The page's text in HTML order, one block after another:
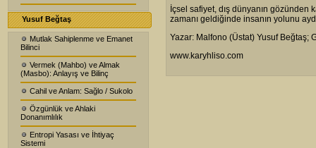
Yusuf Beğtaş
Mutlak Sahiplenme ve Emanet
Bilinci
Vermek (Mahbo) ve Almak
(Masbo): Anlayış ve Bilinç
Cahil ve Anlam: Sağlo / Sukolo
Özgünlük ve Ahlaki
Donanımlılık
Entropi Yasası ve İhtiyaç
Sistemi
İçsel safiyet, dış dünyanın gözünden
zamanı geldiğinde insanın yolunu
Yazar: Malfono (Üstat) Yusuf Beğtaş;
www.karyhliso.com